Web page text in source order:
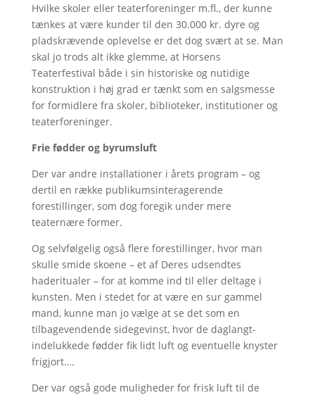
Hvilke skoler eller teaterforeninger m.fl., der kunne
tænkes at være kunder til den 30.000 kr. dyre og
pladskrævende oplevelse er det dog svært at se. Man
skal jo trods alt ikke glemme, at Horsens
Teaterfestival både i sin historiske og nutidige
konstruktion i høj grad er tænkt som en salgsmesse
for formidlere fra skoler, biblioteker, institutioner og
teaterforeninger.
Frie fødder og byrumsluft
Der var andre installationer i årets program – og
dertil en række publikumsinteragerende
forestillinger, som dog foregik under mere
teaternære former.
Og selvfølgelig også flere forestillinger, hvor man
skulle smide skoene – et af Deres udsendtes
haderitualer – for at komme ind til eller deltage i
kunsten. Men i stedet for at være en sur gammel
mand, kunne man jo vælge at se det som en
tilbagevendende sidegevinst, hvor de daglangt-
indelukkede fødder fik lidt luft og eventuelle knyster
frigjort….
Der var også gode muligheder for frisk luft til de